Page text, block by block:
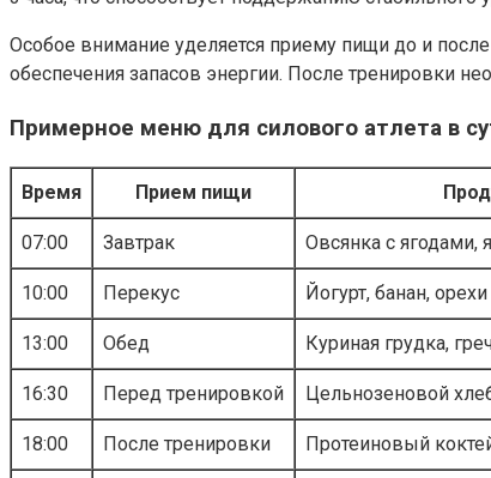
Особое внимание уделяется приему пищи до и
обеспечения запасов энергии. После тренировки
Примерное меню для силового атлета в
Время Прием пищи
07:00 Завтрак Овсянка с ягодами,
10:00 Перекус Йогурт, банан, орехи
13:00 Обед Куриная грудка,
16:30 Перед тренировкой Цельнозеновой
18:00 После тренировки Протеиновый